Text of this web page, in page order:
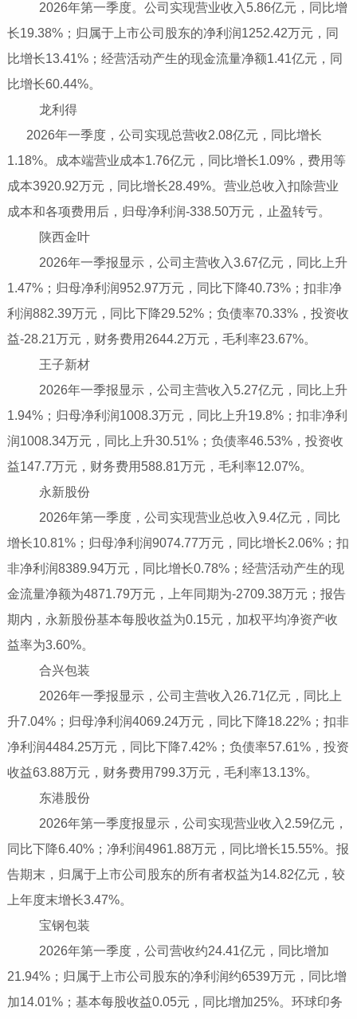
2026年第一季度。公司实现营业收入5.86亿元，同比增
长19.38%；归属于上市公司股东的净利润1252.42万元，同
比增长13.41%；经营活动产生的现金流量净额1.41亿元，同
比增长60.44%。
龙利得
2026年一季度，公司实现总营收2.08亿元，同比增长
1.18%。成本端营业成本1.76亿元，同比增长1.09%，费用等
成本3920.92万元，同比增长28.49%。营业总收入扣除营业
成本和各项费用后，归母净利润-338.50万元，止盈转亏。
陕西金叶
2026年一季报显示，公司主营收入3.67亿元，同比上升
1.47%；归母净利润952.97万元，同比下降40.73%；扣非净
利润882.39万元，同比下降29.52%；负债率70.33%，投资收
益-28.21万元，财务费用2644.2万元，毛利率23.67%。
王子新材
2026年一季报显示，公司主营收入5.27亿元，同比上升
1.94%；归母净利润1008.3万元，同比上升19.8%；扣非净利
润1008.34万元，同比上升30.51%；负债率46.53%，投资收
益147.7万元，财务费用588.81万元，毛利率12.07%。
永新股份
2026年第一季度，公司实现营业总收入9.4亿元，同比
增长10.81%；归母净利润9074.77万元，同比增长2.06%；扣
非净利润8389.94万元，同比增长0.78%；经营活动产生的现
金流量净额为4871.79万元，上年同期为-2709.38万元；报告
期内，永新股份基本每股收益为0.15元，加权平均净资产收
益率为3.60%。
合兴包装
2026年一季报显示，公司主营收入26.71亿元，同比上
升7.04%；归母净利润4069.24万元，同比下降18.22%；扣非
净利润4484.25万元，同比下降7.42%；负债率57.61%，投资
收益63.88万元，财务费用799.3万元，毛利率13.13%。
东港股份
2026年第一季度报显示，公司实现营业收入2.59亿元，
同比下降6.40%；净利润4961.88万元，同比增长15.55%。报
告期末，归属于上市公司股东的所有者权益为14.82亿元，较
上年度末增长3.47%。
宝钢包装
2026年第一季度，公司营收约24.41亿元，同比增加
21.94%；归属于上市公司股东的净利润约6539万元，同比增
加14.01%；基本每股收益0.05元，同比增加25%。环球印务